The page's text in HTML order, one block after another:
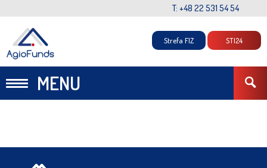
T: +48 22 531 54 54
MENU
Strefa FIZ STI24